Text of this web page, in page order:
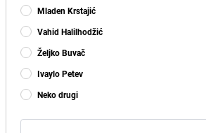
Mladen Krstajić
Vahid Halilhodžić
Željko Buvač
Ivaylo Petev
Neko drugi